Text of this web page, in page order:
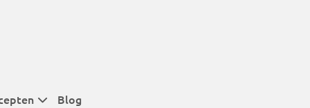
Blog